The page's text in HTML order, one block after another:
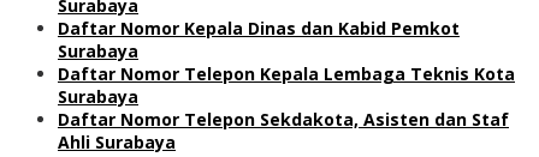
Surabaya
Daftar Nomor Kepala Dinas dan Kabid Pemkot
Surabaya
Daftar Nomor Telepon Kepala Lembaga Teknis Kota
Surabaya
Daftar Nomor Telepon Sekdakota, Asisten dan Staf
Ahli Surabaya